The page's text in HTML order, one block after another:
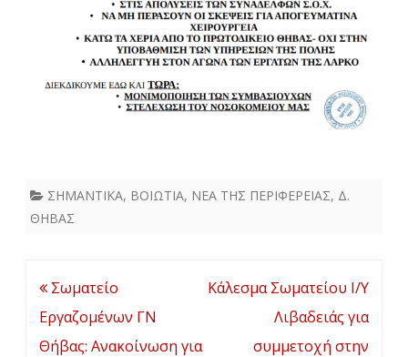
ΣΗΜΑΝΤΙΚΑ, ΒΟΙΩΤΙΑ, ΝΕΑ ΤΗΣ ΠΕΡΙΦΕΡΕΙΑΣ, Δ.
ΘΗΒΑΣ
Πλοήγηση
άρθρων
Σωματείο
Εργαζομένων ΓΝ
Θήβας: Ανακοίνωση για
Κάλεσμα Σωματείου Ι/Υ
Λιβαδειάς για
συμμετοχή στην